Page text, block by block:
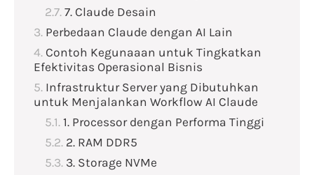
7. Claude Desain
Perbedaan Claude dengan AI Lain
Contoh Kegunaaan untuk Tingkatkan
Efektivitas Operasional Bisnis
Infrastruktur Server yang Dibutuhkan
untuk Menjalankan Workflow AI Claude
1. Processor dengan Performa Tinggi
2. RAM DDR5
3. Storage NVMe